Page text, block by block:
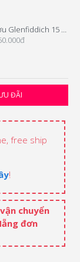
ĐÃI
Rượu Glenfiddich 15 Năm Hộp Quà Tết 2026
free ship
!
chuyển
đơn